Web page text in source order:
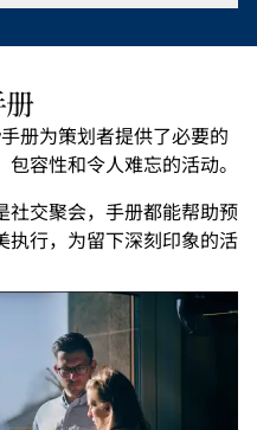
册为策划者提供了必要的
容性和令人难忘的活动。
社交聚会，手册都能帮助预
执行，为留下深刻印象的活